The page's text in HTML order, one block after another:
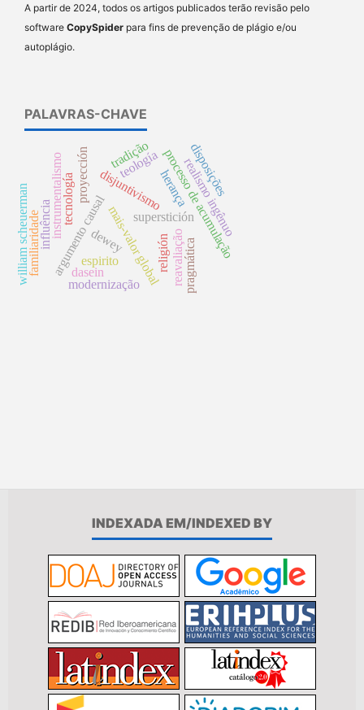
A partir de 2024, todos os artigos publicados terão revisão pelo
software CopySpider para fins de prevenção de plágio e/ou
autoplágio.
PALAVRAS-CHAVE
argumento causal superstición
proyección processo de acumulação
mais-valor global
disjuntivismo
religión
realismo ingênuo
tecnología
instrumentalismo
dewey
teología
espirito
influência
familiaridade
william scheuerman dasein
herança
reavaliação
modernização
tradição
pragmática
disposições
INDEXADA EM/INDEXED BY